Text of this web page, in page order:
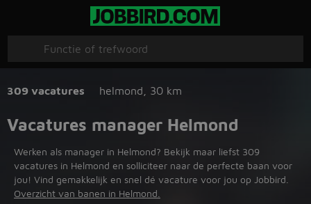
309 vacatures helmond 30 km
Vacatures manager Helmond
Werken als manager in Helmond? Bekijk maar liefst 309
vacatures in Helmond en solliciteer naar de perfecte baan voor
jou! Vind gemakkelijk en snel dé vacature voor jou op Jobbird.
Overzicht van banen in Helmond.